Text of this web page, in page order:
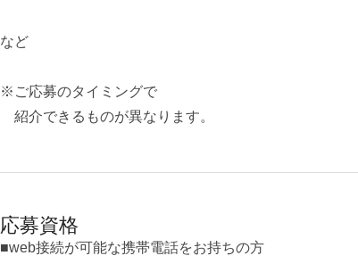
など
※ご応募のタイミングで
紹介できるものが異なります。
応募資格
■web接続が可能な携帯電話をお持ちの方